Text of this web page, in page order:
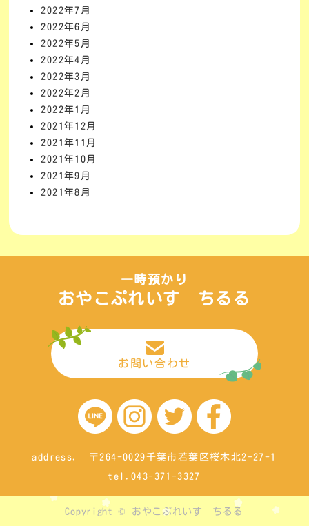
2022年7月
2022年6月
2022年5月
2022年4月
2022年3月
2022年2月
2022年1月
2021年12月
2021年11月
2021年10月
2021年9月
2021年8月
一時預かり
おやこぷれいす ちるる
お問い合わせ
address. 〒264-0029千葉市若葉区桜木北2-27-1
tel.043-371-3327
Copyright © おやこぷれいす ちるる